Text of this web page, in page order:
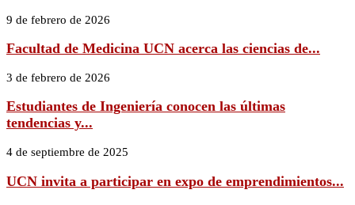
9 de febrero de 2026
Facultad de Medicina UCN acerca las ciencias de...
3 de febrero de 2026
Estudiantes de Ingeniería conocen las últimas
tendencias y...
4 de septiembre de 2025
UCN invita a participar en expo de emprendimientos...